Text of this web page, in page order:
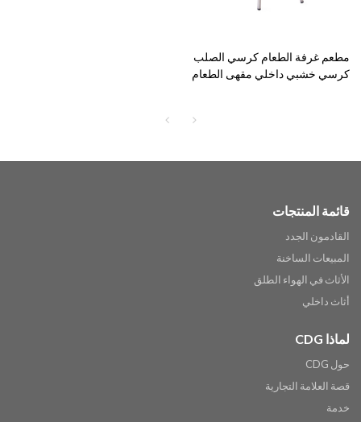
مطعم غرفة الطعام كرسي الصلب
كرسي خشبي داخلي مقهى الطعام
قائمة المنتجات
القادمون الجدد
المبيعات الساخنة
الأثاث في الهواء الطلق
أثاث داخلي
لماذا CDG
حول CDG
قصة العلامة التجارية
خدمة